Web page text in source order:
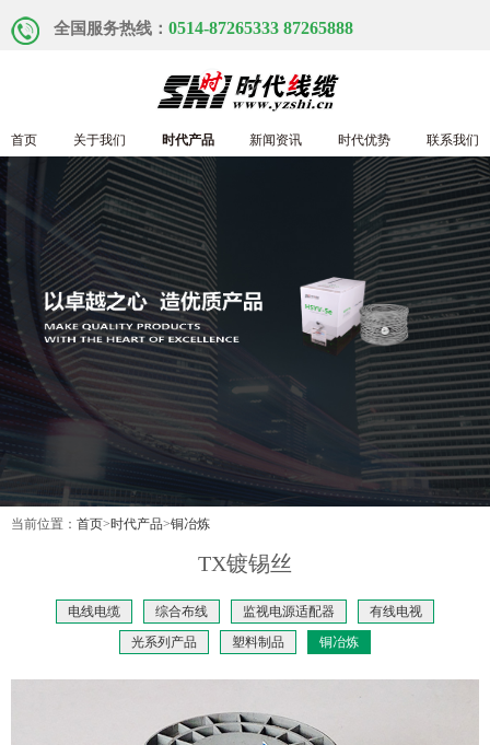
全国服务热线： 0514-87265333 87265888
首页 关于我们 时代产品 新闻资讯 时代优势 联系我们
当前位置： 首页>时代产品>铜冶炼
TX镀锡丝
电线电缆 综合布线 监视电源适配器
有线电视
光系列产品
塑料制品 铜冶炼